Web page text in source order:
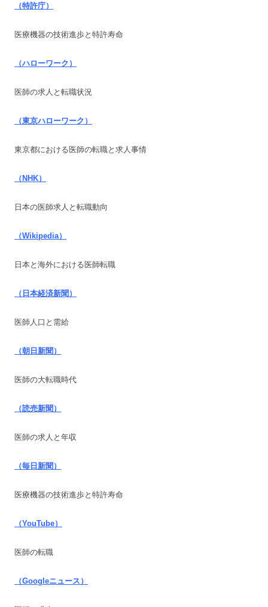
（特許庁）
医療機器の技術進歩と特許寿命
（ハローワーク）
医師の求人と転職状況
（東京ハローワーク）
東京都における医師の転職と求人事情
（NHK）
日本の医師求人と転職動向
（Wikipedia）
日本と海外における医師転職
（日本経済新聞）
医師人口と需給
（朝日新聞）
医師の大転職時代
（読売新聞）
医師の求人と年収
（毎日新聞）
医療機器の技術進歩と特許寿命
（YouTube）
医師の転職
（Googleニュース）